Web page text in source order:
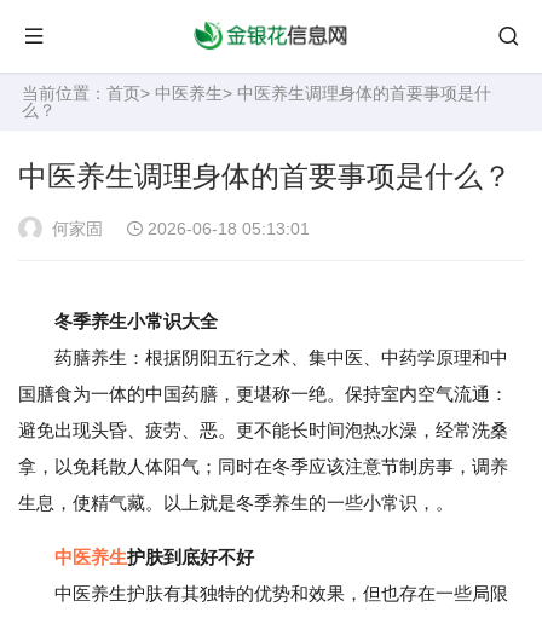
当前位置： 首页> 中医养生> 中医养生调理身体的首要事项是什
么？
中医养生调理身体的首要事项是什么？
何家固 2026-06-18 05:13:01
冬季养生小常识大全
药膳养生：根据阴阳五行之术、集中医、中药学原理和中
国膳食为一体的中国药膳，更堪称一绝。保持室内空气流通：
避免出现头昏、疲劳、恶。更不能长时间泡热水澡，经常洗桑
拿，以免耗散人体阳气；同时在冬季应该注意节制房事，调养
生息，使精气藏。以上就是冬季养生的一些小常识，。
中医养生护肤到底好不好
中医养生护肤有其独特的优势和效果，但也存在一些局限